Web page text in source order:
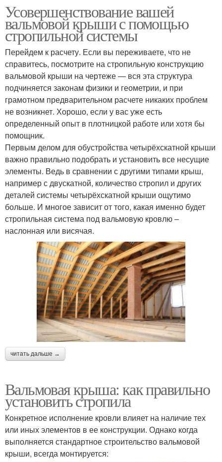
Усовершенствование вашей
вальмовой крыши с помощью
стропильной системы
Перейдем к расчету. Если вы переживаете, что не
справитесь, посмотрите на стропильную конструкцию
вальмовой крыши на чертеже — вся эта структура
подчиняется законам физики и геометрии, и при
грамотном предварительном расчете никаких проблем
не возникнет. Хорошо, если у вас уже есть
определенный опыт в плотницкой работе или хотя бы
помощник.
Первым делом для обустройства четырёхскатной крыши
важно правильно подобрать и установить все несущие
элементы. Ведь в сравнении с другими типами крыш,
например с двускатной, количество стропил и других
деталей системы четырёхскатной крыши ощутимо
больше. И многое зависит от того, какая именно будет
стропильная система под вальмовую кровлю –
наслонная или висячая.
читать дальше →
Вальмовая крыша: как правильно
установить стропила
Конкретное исполнение кровли влияет на наличие тех
или иных элементов в ее конструкции. Однако когда
выполняется стандартное строительство вальмовой
крыши, всегда монтируется: